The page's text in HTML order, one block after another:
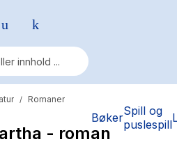
BøkerSpill og
puslespill
/ Romaner
- roman